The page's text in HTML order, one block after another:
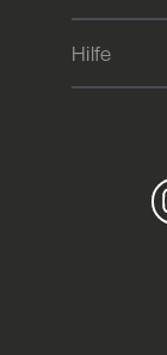
Hilfe